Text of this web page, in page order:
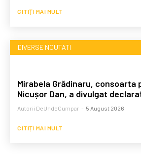
CITIȚI MAI MULT
DIVERSE NOUTATI
Mirabela Grădinaru, consoarta
Nicușor Dan, a divulgat
Autorii DeUndeCumpar - 5 August 2026
CITIȚI MAI MULT